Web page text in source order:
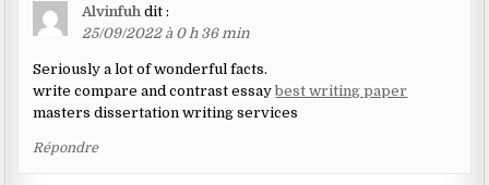
Alvinfuh dit :
25/09/2022 à 0 h 36 min
Seriously a lot of wonderful facts.
write compare and contrast essaybest writing paper
masters dissertation writing services
Répondre